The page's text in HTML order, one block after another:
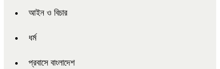
আইন ও বিচার
ধর্ম
প্রবাসে বাংলাদেশ